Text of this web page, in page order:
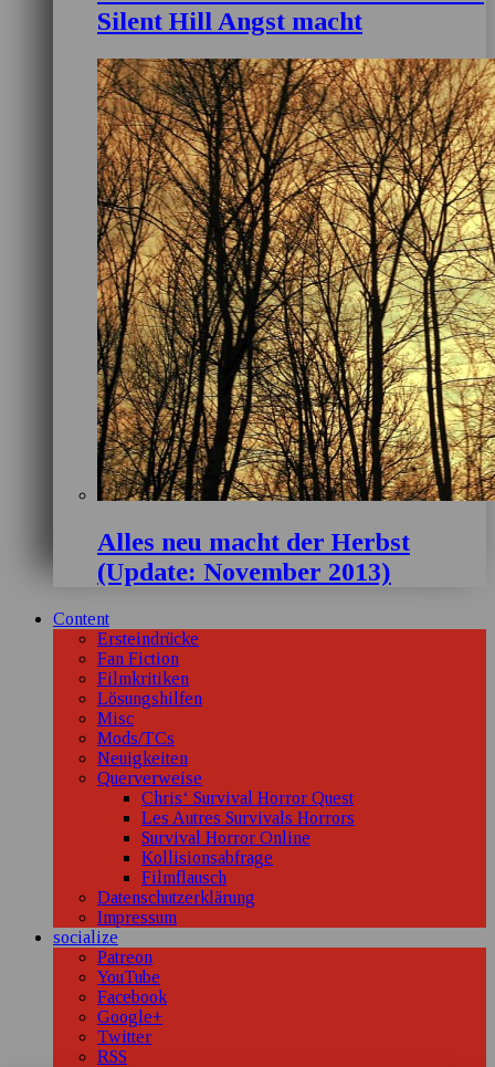
Silent Hill Angst macht
Alles neu macht der Herbst
(Update: November 2013)
Content
Ersteindrücke
Fan Fiction
Filmkritiken
Lösungshilfen
Misc
Mods/TCs
Neuigkeiten
Querverweise
Chris‘ Survival Horror Quest
Les Autres Survivals Horrors
Survival Horror Online
Kollisionsabfrage
Filmflausch
Datenschutzerklärung
Impressum
socialize
Patreon
YouTube
Facebook
Google+
Twitter
RSS